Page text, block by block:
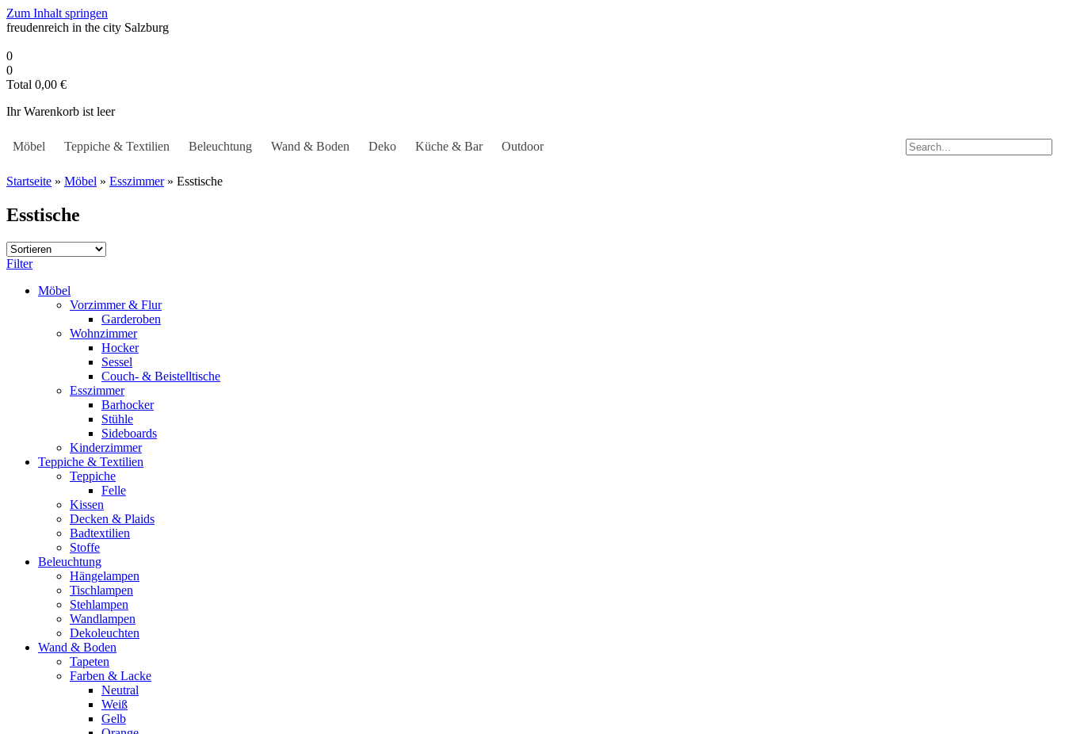
Zum Inhalt springen
freudenreich in the city Salzburg
0
0
Total 0,00 €
Ihr Warenkorb ist leer
Möbel Teppiche & Textilien Beleuchtung Wand & Boden Deko Küche & Bar Outdoor
Startseite » Möbel » Esszimmer» Esstische
Esstische
Filter
Möbel
Vorzimmer & Flur
Garderoben
Wohnzimmer
Hocker
Sessel
Couch- & Beistelltische
Esszimmer
Barhocker
Stühle
Sideboards
Kinderzimmer
Teppiche & Textilien
Teppiche
Felle
Kissen
Decken & Plaids
Badtextilien
Stoffe
Beleuchtung
Hängelampen
Tischlampen
Stehlampen
Wandlampen
Dekoleuchten
Wand & Boden
Tapeten
Farben & Lacke
Neutral
Weiß
Gelb